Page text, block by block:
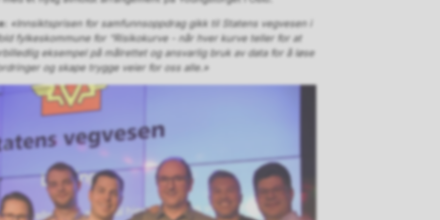
«Innsiktsprisen for samfunnsoppdrag gikk til Statens vegvesen i
fylkeskommune for “Risikokurve - når hver kurve teller for at
eksempel på målrettet og ansvarlig bruk av data for å løse
og skape trygge veier for oss alle.»